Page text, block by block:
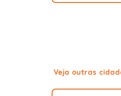
Veja outras